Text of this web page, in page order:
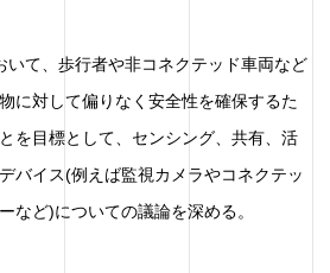
いて、歩行者や非コネクテッド車両など
に対して偏りなく安全性を確保するた
を目標として、センシング、共有、活
バイス(例えば監視カメラやコネクテッ
など)についての議論を深める。